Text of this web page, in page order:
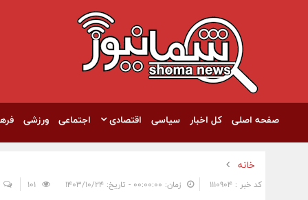
صفحه اصلی کل اخبار سیاسی اقتصادی اجتماعی ورزشی
خانه
کد خبر : 1110904 زمان: ۰۰:۰۰:۰۰ - تاریخ: ۱۴۰۳/۱۰/۲۴